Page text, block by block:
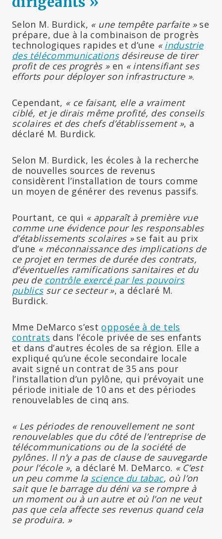
Selon M. Burdick, « une tempête parfaite »se
prépare, due à la combinaison de progrès
technologiques rapides et d’une « industrie
des télécommunicationsdésireuse de tirer
profit de ces progrès »en « intensifiant ses
efforts pour déployer son infrastructure ».
Cependant, « ce faisant, elle a vraiment
ciblé, et je dirais même profité, des conseils
scolaires et des chefs d’établissement », a
déclaré M. Burdick.
Selon M. Burdick, les écoles à la recherche
de nouvelles sources de revenus
considèrent l’installation de tours comme
un moyen de générer des revenus passifs.
Pourtant, ce qui « apparaît à première vue
comme une évidence pour les responsables
d’établissements scolaires »se fait au prix
d’une « méconnaissance des implications de
ce projet en termes de durée des contrats,
d’éventuelles ramifications sanitaires et du
peu de contrôle exercé par les pouvoirs
publicssur ce secteur », a déclaré M.
Burdick.
Mme DeMarco s’est opposée à de tels
contrats dans l’école privée de ses enfants
et dans d’autres écoles de sa région. Elle a
expliqué qu’une école secondaire locale
avait signé un contrat de 35 ans pour
l’installation d’un pylône, qui prévoyait une
période initiale de 10 ans et des périodes
renouvelables de cinq ans.
« Les périodes de renouvellement ne sont
renouvelables que du côté de l’entreprise de
télécommunications ou de la société de
pylônes. Il n’y a pas de clause de sauvegarde
pour l’école », a déclaré M. DeMarco. « C’est
un peu comme la science du tabac, où l’on
sait que le barrage du déni va se rompre à
un moment ou à un autre et où l’on ne veut
pas que cela affecte ses revenus quand cela
se produira. »